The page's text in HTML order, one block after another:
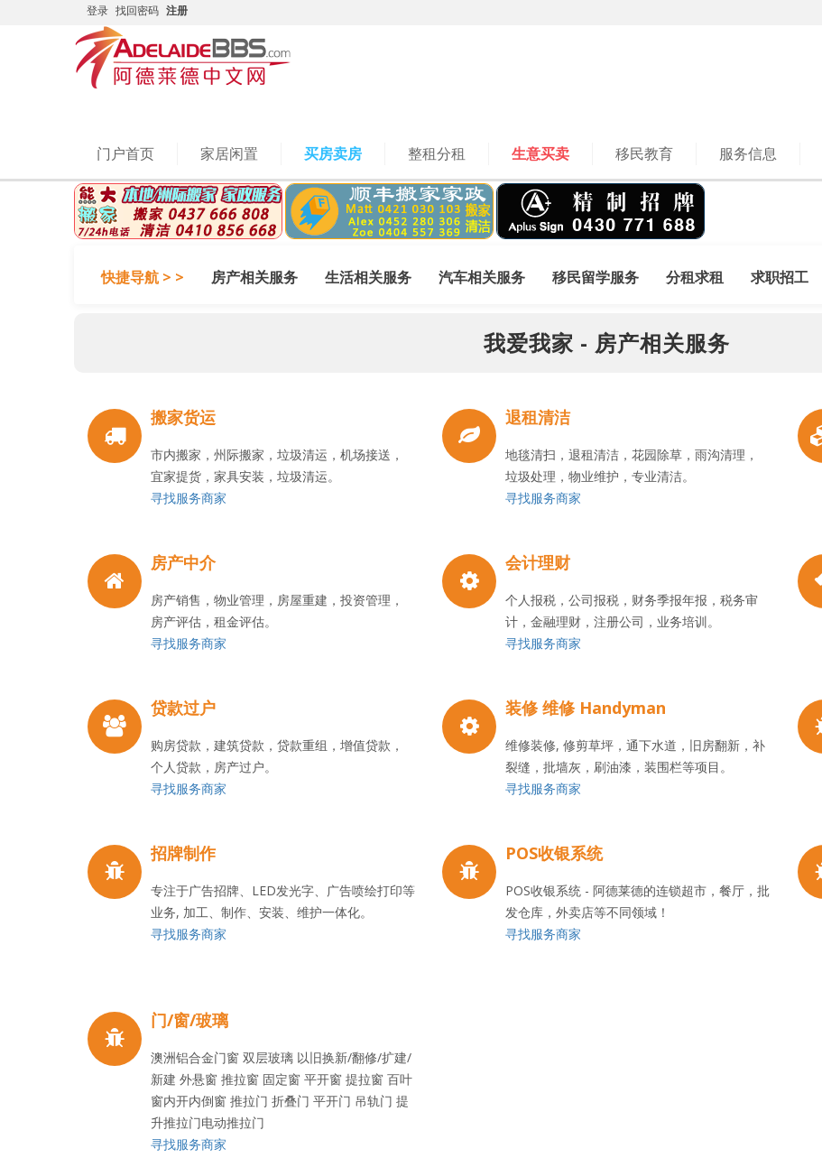
登录 找回密码 注册
门户首页 家居闲置 买房卖房 整租分租 生意买卖 移民教育 服务信息
快捷导航 > > 房产相关服务 生活相关服务 汽车相关服务 移民留学服务 分租求租 求职招工
我爱我家 - 房产相关服务
搬家货运
市内搬家，州际搬家，垃圾清运，机场接送，
宜家提货，家具安装，垃圾清运。
寻找服务商家
退租清洁
地毯清扫，退租清洁，花园除草，雨沟清理，
垃圾处理，物业维护，专业清洁。
寻找服务商家
房产中介
房产销售，物业管理，房屋重建，投资管理，
房产评估，租金评估。
寻找服务商家
会计理财
个人报税，公司报税，财务季报年报，税务审
计，金融理财，注册公司，业务培训。
寻找服务商家
贷款过户
购房贷款，建筑贷款，贷款重组，增值贷款，
个人贷款，房产过户。
寻找服务商家
装修 维修 Handyman
维修装修, 修剪草坪，通下水道，旧房翻新，补
裂缝，批墙灰，刷油漆，装围栏等项目。
寻找服务商家
招牌制作
专注于广告招牌、LED发光字、广告喷绘打印等
业务, 加工、制作、安装、维护一体化。
寻找服务商家
POS收银系统
POS收银系统 - 阿德莱德的连锁超市，餐厅，批
发仓库，外卖店等不同领域！
寻找服务商家
门/窗/玻璃
澳洲铝合金门窗 双层玻璃 以旧换新/翻修/扩建/
新建 外悬窗 推拉窗 固定窗 平开窗 提拉窗 百叶
窗内开内倒窗 推拉门 折叠门 平开门 吊轨门 提
升推拉门电动推拉门
寻找服务商家